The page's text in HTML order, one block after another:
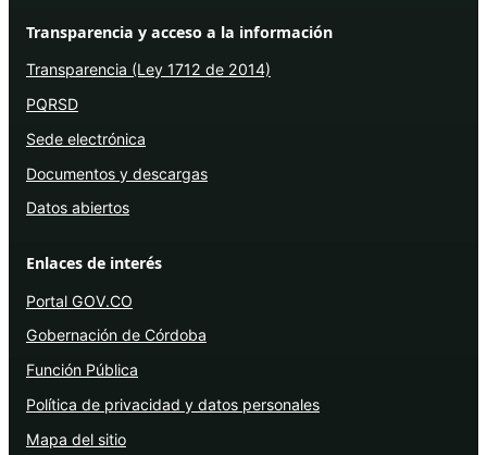
Transparencia y acceso a la información
Transparencia (Ley 1712 de 2014)
PQRSD
Sede electrónica
Documentos y descargas
Datos abiertos
Enlaces de interés
Portal GOV.CO
Gobernación de Córdoba
Función Pública
Política de privacidad y datos personales
Mapa del sitio